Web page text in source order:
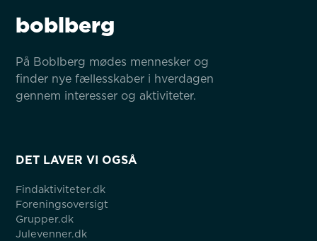
boblberg
På Boblberg mødes mennesker og
finder nye fællesskaber i hverdagen
gennem interesser og aktiviteter.
DET LAVER VI OGSÅ
Findaktiviteter.dk
Foreningsoversigt
Grupper.dk
Julevenner.dk